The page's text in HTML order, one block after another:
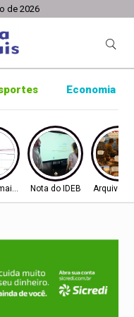
de 2026
Economia
difícilNota do IDEB Arquivo